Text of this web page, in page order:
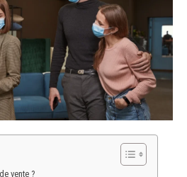
vente ?